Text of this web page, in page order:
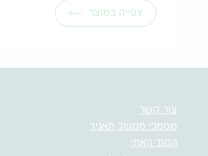
צפייה במוצר
צור קשר
מסמכי ממשל תאגיד
הקוד האתי